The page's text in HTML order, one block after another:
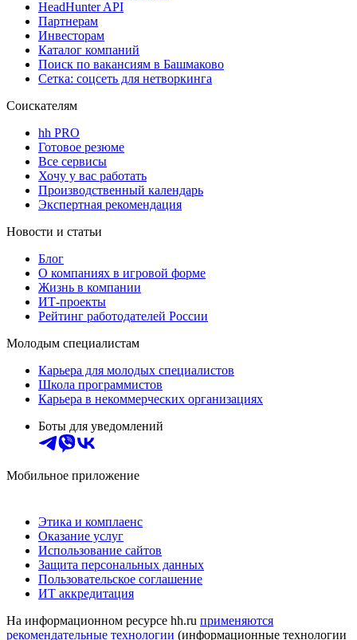
HeadHunter API
Партнерам
Инвесторам
Каталог компаний
Поиск по вакансиям в Башмаково
Сетка: соцсеть для нетворкинга
Соискателям
hh PRO
Готовое резюме
Все сервисы
Хочу у вас работать
Производственный календарь
Экспертная рекомендация
Новости и статьи
Блог
О компаниях в игровой форме
Жизнь в компании
ИТ-проекты
Рейтинг работодателей России
Молодым специалистам
Карьера для молодых специалистов
Школа программистов
Карьера в некоммерческих организациях
Боты для уведомлений
Мобильное приложение
Этика и комплаенс
Оказание услуг
Использование сайтов
Защита персональных данных
Пользовательское соглашение
ИТ аккредитация
На информационном ресурсе hh.ru применяются
рекомендательные технологии (информационные технологии